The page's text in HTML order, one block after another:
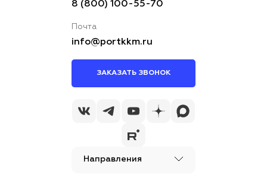
Направления
8 (800) 100-55-70
Почта
info@portkkm.ru
ЗАКАЗАТЬ ЗВОНОК